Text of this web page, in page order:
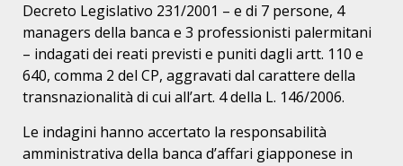
Decreto Legislativo 231/2001 – e di 7 persone, 4
managers della banca e 3 professionisti palermitani
– indagati dei reati previsti e puniti dagli artt. 110 e
640, comma 2 del CP, aggravati dal carattere della
transnazionalità di cui all’art. 4 della L. 146/2006.
Le indagini hanno accertato la responsabilità
amministrativa della banca d’affari giapponese in